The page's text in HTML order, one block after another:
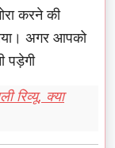
करने की
अगर आपको
पड़ेगी
रिव्यू, क्या